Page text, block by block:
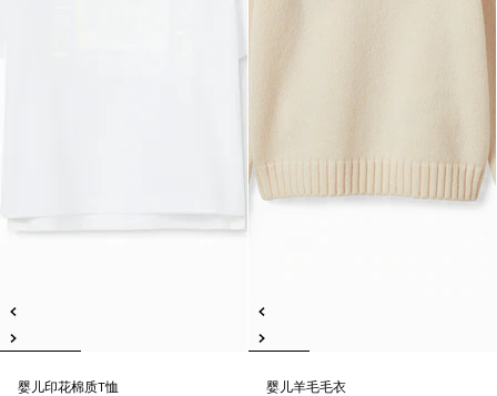
婴儿印花棉质T恤
婴儿羊毛毛衣